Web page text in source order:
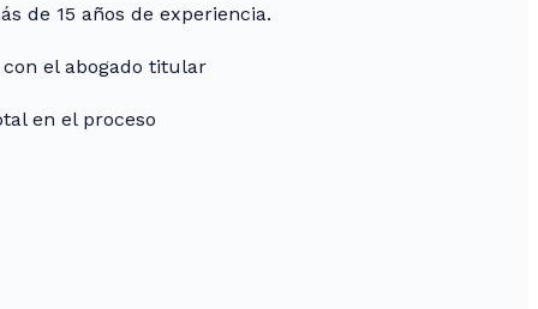
de 15 años de experiencia.
el abogado titular
en el proceso